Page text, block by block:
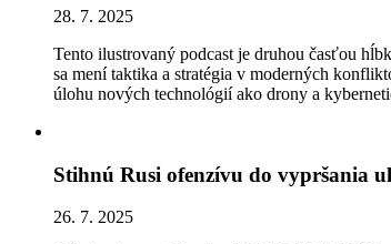
28. 7. 2025
Tento ilustrovaný podcast je druhou časťou
sa mení taktika a stratégia v moderných
úlohu nových technológií ako drony a
Stihnú Rusi ofenzívu do vypršania
26. 7. 2025